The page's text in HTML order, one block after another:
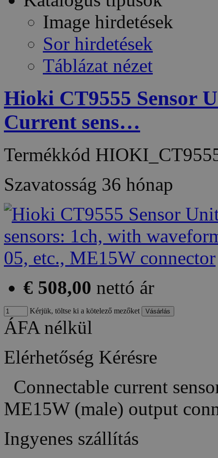
Image hirdetések
Sor hirdetések
Táblázat nézet
Hioki CT9555 Sensor
Current sens…
Termékkód
Szavatosság 36 hónap
€ 508,00 nettó ár
Kérjük, töltse ki a kötelező mezőket
ÁFA nélkül
Elérhetőség Kérésre
Connectable current
ME15W (male) output
Ingyenes szállítás